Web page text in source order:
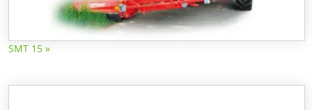
SMT 15 »